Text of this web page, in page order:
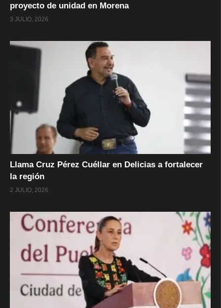
proyecto de unidad en Morena
3 JULIO, 2026
Llama Cruz Pérez Cuéllar en Delicias a fortalecer
la región
2 JULIO, 2026